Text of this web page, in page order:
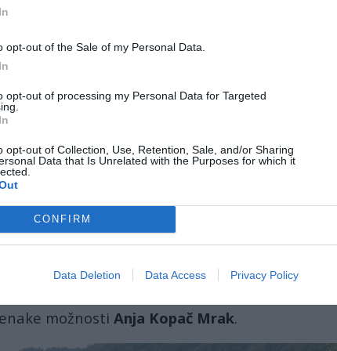
opt-out of the Sale of my Personal Data.
opt-out of processing my Personal Data for Targeted
opt-out of Collection, Use, Retention, Sale, and/or Sharing
Data that Is Unrelated with the Purposes for which it
CONFIRM
Data Deletion Data Access Privacy Policy
spomniti na vse naše preminule borce, ki so
da bomo svobodno in dostojno živeli od
se moramo njihovega poguma,
lahko premikamo gore in se upremo
je večkrat prekinil aplavz zbranih, je prisluhnilo
slovesnosti so bili tudi nekateri predstavniki
vlade ter minister za kmetijstvo,
Židan, minister za zunanje zadeveKarl Erjavec
možnosti Anja Kopač Mrak.